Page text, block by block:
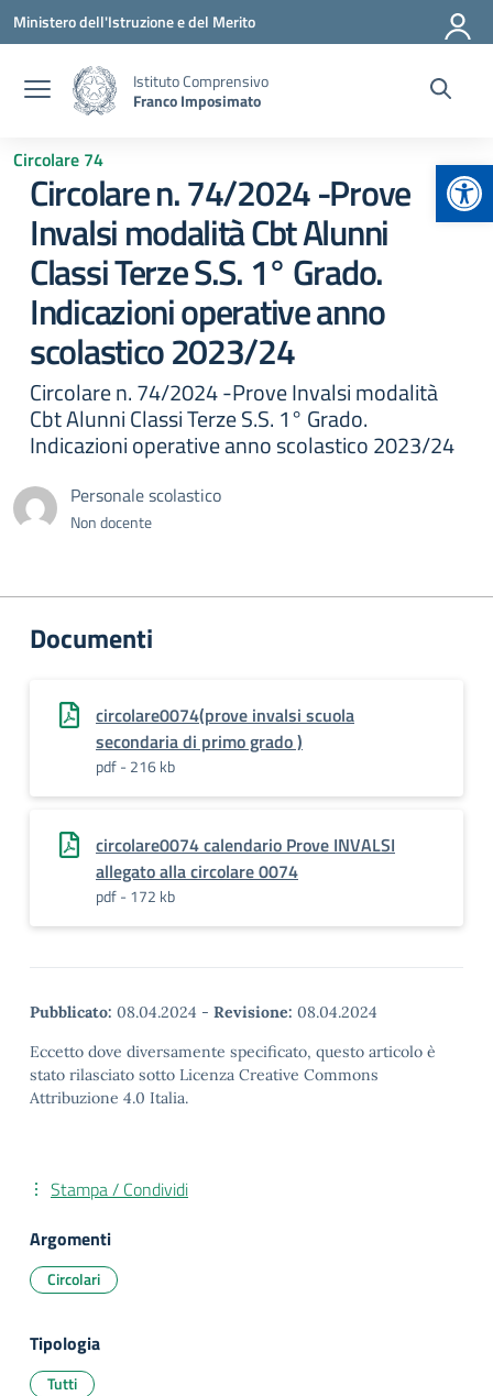
Vai ai contenuti
Vai al menu di navigazione
Vai al footer
Ministero dell'Istruzione e del Merito
Istituto Comprensivo
Franco Imposimato
Circolare 74
Circolare n. 74/2024 -Prove
Invalsi modalità Cbt Alunni
Classi Terze S.S. 1° Grado.
Indicazioni operative anno
scolastico 2023/24
Circolare n. 74/2024 -Prove Invalsi modalità
Cbt Alunni Classi Terze S.S. 1° Grado.
Indicazioni operative anno scolastico 2023/24
Personale scolastico
Non docente
Documenti
circolare0074(prove invalsi scuola
secondaria di primo grado )
pdf - 216 kb
circolare0074 calendario Prove INVALSI
allegato alla circolare 0074
pdf - 172 kb
Pubblicato: 08.04.2024 - Revisione: 08.04.2024
Eccetto dove diversamente specificato, questo articolo è
stato rilasciato sotto Licenza Creative Commons
Attribuzione 4.0 Italia.
Stampa / Condividi
Argomenti
Circolari
Tipologia
Tutti